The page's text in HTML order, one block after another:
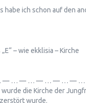
habe ich schon auf den
– wie ekklisia – Kirche
… — … — … — … —
die Kirche der
wurde.